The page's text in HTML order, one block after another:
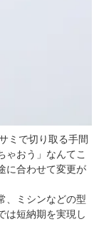
ミで切り取る手間
おう」なんてこ
に合わせて変更が
、ミシンなどの型
は短納期を実現し